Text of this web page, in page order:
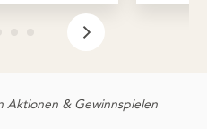
Aktionen & Gewinnspielen